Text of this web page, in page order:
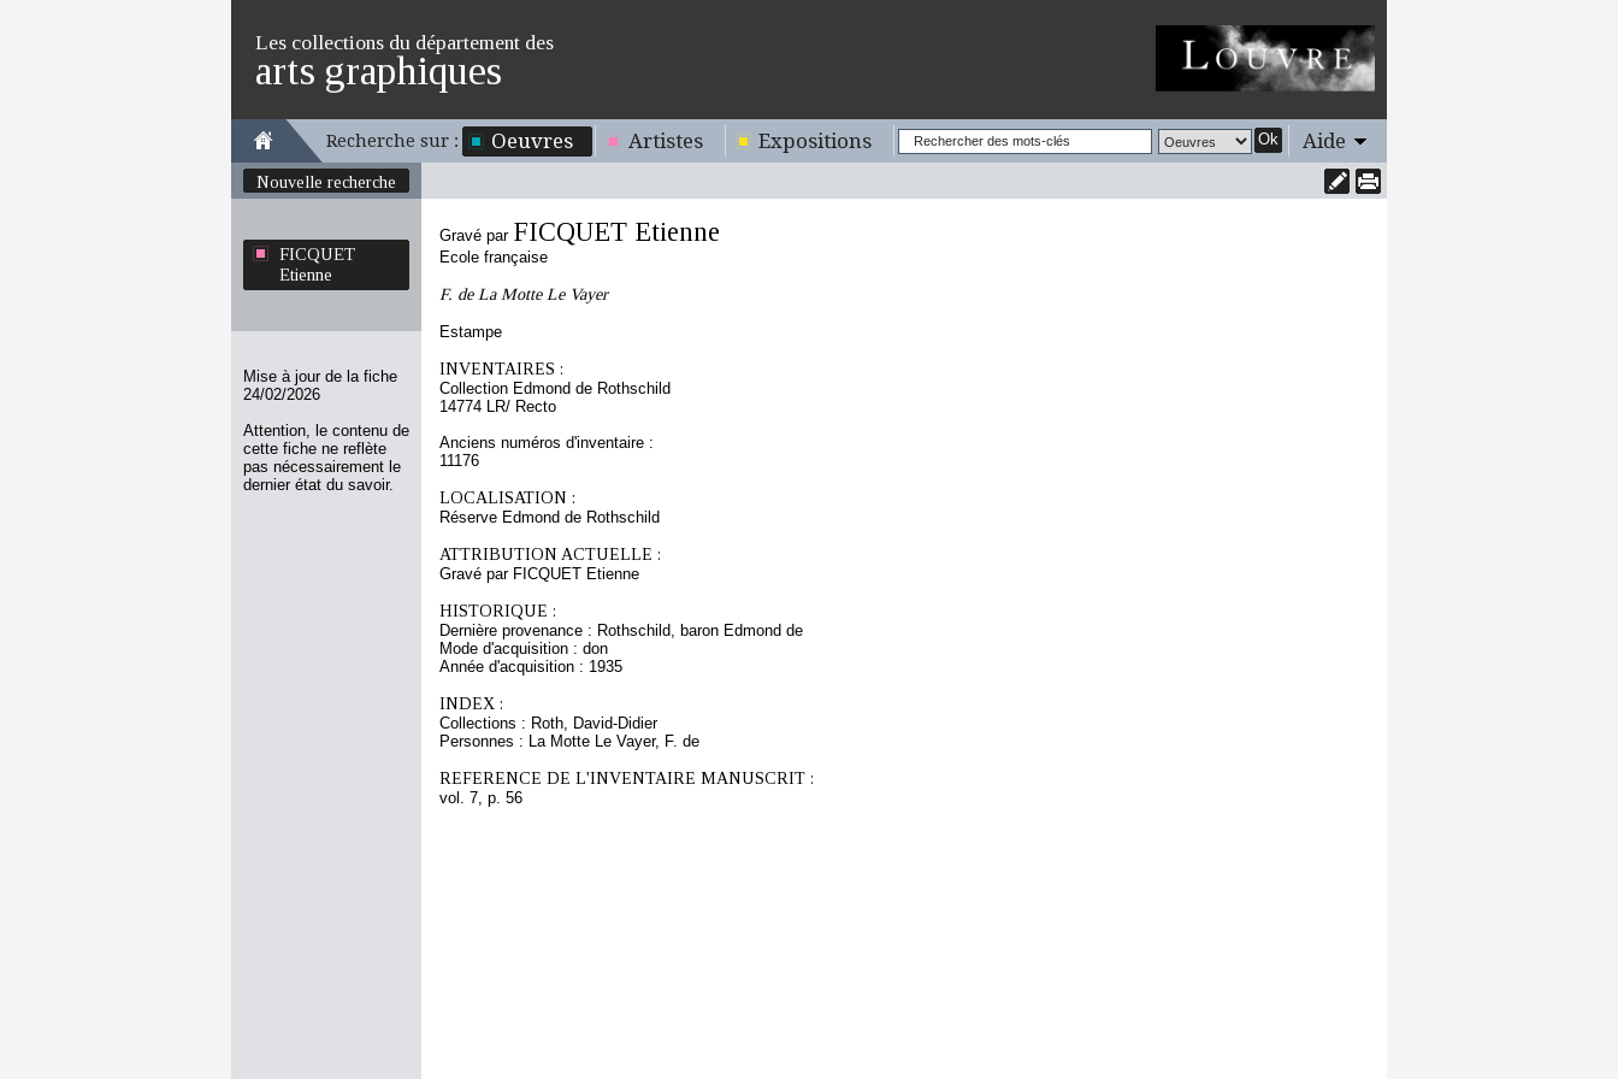
Les collections du département des
arts graphiques
Recherche sur : Oeuvres Artistes Expositions Ok Aide
Nouvelle recherche
FICQUET
Etienne
Mise à jour de la fiche
24/02/2026
Attention, le contenu de
cette fiche ne reflète
pas nécessairement le
dernier état du savoir.
Gravé par FICQUET Etienne
Ecole française
F. de La Motte Le Vayer
Estampe
INVENTAIRES :
Collection Edmond de Rothschild
14774 LR/ Recto
Anciens numéros d'inventaire :
11176
LOCALISATION :
Réserve Edmond de Rothschild
ATTRIBUTION ACTUELLE :
Gravé par FICQUET Etienne
HISTORIQUE :
Dernière provenance : Rothschild, baron Edmond de
Mode d'acquisition : don
Année d'acquisition : 1935
INDEX :
Collections : Roth, David-Didier
Personnes : La Motte Le Vayer, F. de
REFERENCE DE L'INVENTAIRE MANUSCRIT :
vol. 7, p. 56